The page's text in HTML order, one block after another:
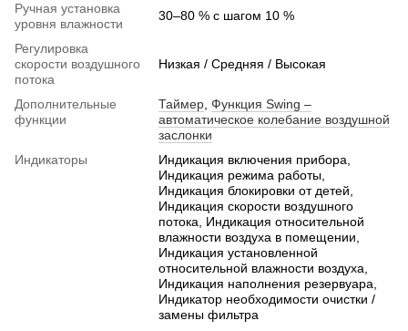
Ручная установка
уровня влажности
30–80 % с шагом 10 %
Регулировка
скорости воздушного
потока
Низкая / Средняя / Высокая
Дополнительные
функции
Таймер Функция Swing –
автоматическое колебание воздушной
заслонки
Индикаторы
Индикация включения прибора,
Индикация режима работы,
Индикация блокировки от детей,
Индикация скорости воздушного
потока, Индикация относительной
влажности воздуха в помещении,
Индикация установленной
относительной влажности воздуха,
Индикация наполнения резервуара,
Индикатор необходимости очистки /
замены фильтра